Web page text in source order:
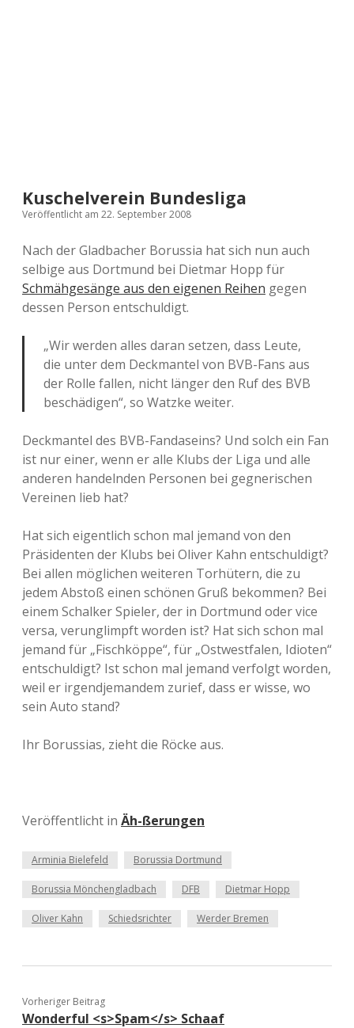
Kuschelverein Bundesliga
Veröffentlicht am 22. September 2008
Nach der Gladbacher Borussia hat sich nun auch
selbige aus Dortmund bei Dietmar Hopp für
Schmähgesänge aus den eigenen Reihen gegen
dessen Person entschuldigt.
„Wir werden alles daran setzen, dass Leute,
die unter dem Deckmantel von BVB-Fans aus
der Rolle fallen, nicht länger den Ruf des BVB
beschädigen“, so Watzke weiter.
Deckmantel des BVB-Fandaseins? Und solch ein Fan
ist nur einer, wenn er alle Klubs der Liga und alle
anderen handelnden Personen bei gegnerischen
Vereinen lieb hat?
Hat sich eigentlich schon mal jemand von den
Präsidenten der Klubs bei Oliver Kahn entschuldigt?
Bei allen möglichen weiteren Torhütern, die zu
jedem Abstoß einen schönen Gruß bekommen? Bei
einem Schalker Spieler, der in Dortmund oder vice
versa, verunglimpft worden ist? Hat sich schon mal
jemand für „Fischköppe“, für „Ostwestfalen, Idioten“
entschuldigt? Ist schon mal jemand verfolgt worden,
weil er irgendjemandem zurief, dass er wisse, wo
sein Auto stand?
Ihr Borussias, zieht die Röcke aus.
Veröffentlicht in Äh-ßerungen
Arminia Bielefeld Borussia Dortmund
Borussia Mönchengladbach DFB Dietmar Hopp
Oliver Kahn Schiedsrichter Werder Bremen
Vorheriger Beitrag
Wonderful <s>Spam</s> Schaaf